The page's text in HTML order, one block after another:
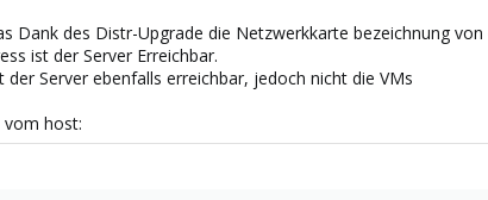
Dank des Distr-Upgrade die Netzwerkkarte bezeichnung
ist der Server Erreichbar.
der Server ebenfalls erreichbar, jedoch nicht die VMs
vom host: